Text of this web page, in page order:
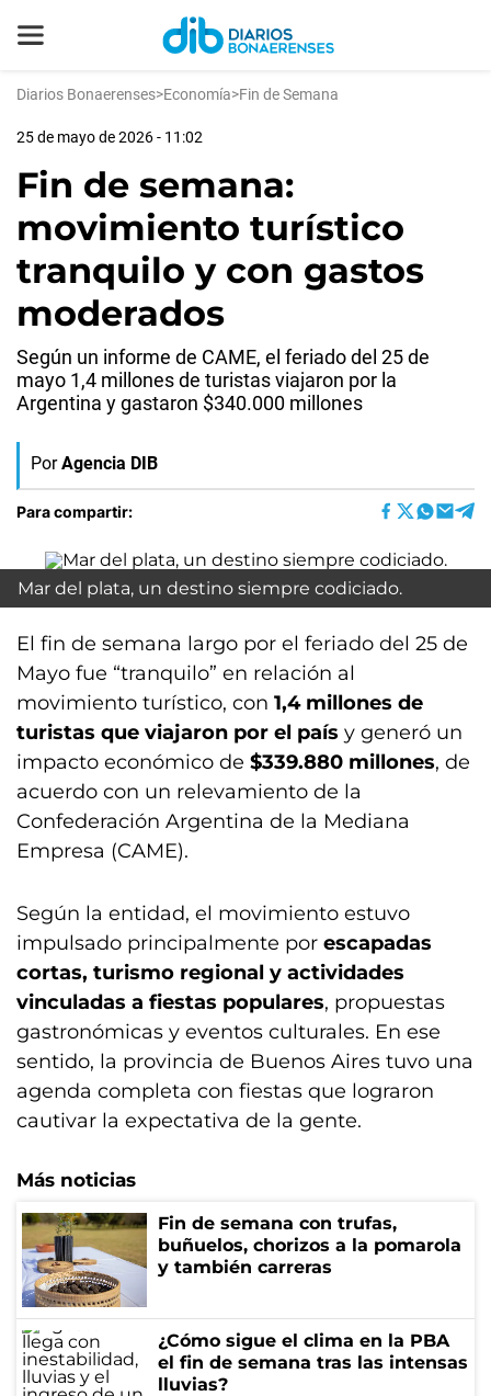
Diarios Bonaerenses>Economía>Fin de Semana
25 de mayo de 2026 - 11:02
Fin de semana:
movimiento turístico
tranquilo y con gastos
moderados
Según un informe de CAME, el feriado del 25 de
mayo 1,4 millones de turistas viajaron por la
Argentina y gastaron $340.000 millones
Por Agencia DIB
Para compartir:
Mar del plata, un destino siempre codiciado.
El fin de semana largo por el feriado del 25 de
Mayo fue “tranquilo” en relación al
movimiento turístico, con 1,4 millones de
turistas que viajaron por el país y generó un
impacto económico de $339.880 millones, de
acuerdo con un relevamiento de la
Confederación Argentina de la Mediana
Empresa (CAME).
Según la entidad, el movimiento estuvo
impulsado principalmente por escapadas
cortas, turismo regional y actividades
vinculadas a fiestas populares, propuestas
gastronómicas y eventos culturales. En ese
sentido, la provincia de Buenos Aires tuvo una
agenda completa con fiestas que lograron
cautivar la expectativa de la gente.
Más noticias
Fin de semana con trufas,
buñuelos, chorizos a la pomarola
y también carreras
¿Cómo sigue el clima en la PBA
el fin de semana tras las intensas
lluvias?